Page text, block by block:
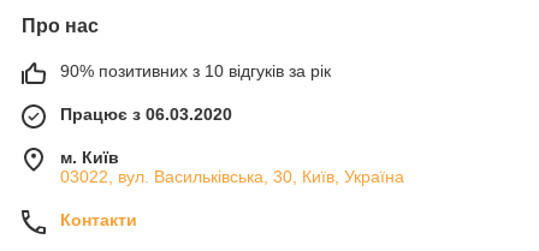
Про нас
90% позитивних з 10 відгуків за рік
Працює з 06.03.2020
м. Київ
03022, вул. Васильківська, 30, Київ, Україна
Контакти